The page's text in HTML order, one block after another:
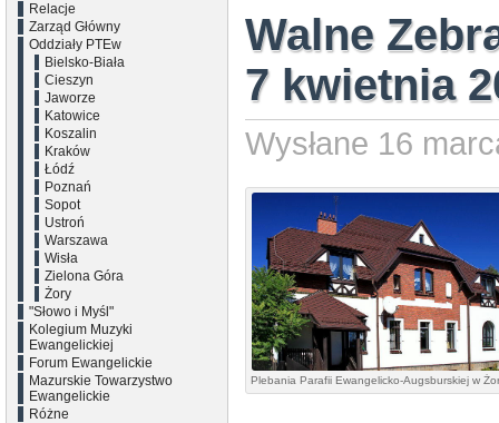
Relacje
Zarząd Główny
Oddziały PTEw
Bielsko-Biała
Cieszyn
Jaworze
Katowice
Koszalin
Kraków
Łódź
Poznań
Sopot
Ustroń
Warszawa
Wisła
Zielona Góra
Żory
"Słowo i Myśl"
Kolegium Muzyki
Ewangelickiej
Forum Ewangelickie
Mazurskie Towarzystwo
Ewangelickie
Różne
Walne
7 kwietnia
Wysłane 16
Plebania Parafii Ewangelicko-Augsburskiej w